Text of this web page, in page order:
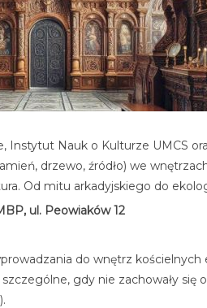
Instytut Nauk o Kulturze UMCS
drzewo, źródło) we
Od mitu arkadyjskiego do
ul. Peowiaków 12
do wnętrz
gdy nie zachowały